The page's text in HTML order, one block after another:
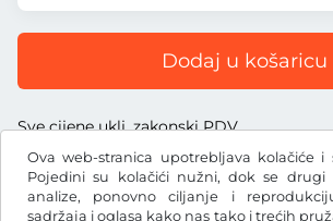
Ova web-stranica upotrebljava kolačiće i
Pojedini su kolačići nužni, dok se drugi
analize, ponovno ciljanje i
sadržaja i oglasa kako nas tako i trećih
Dodaj u košaricu
Sve cijene uklj. zakonski PDV